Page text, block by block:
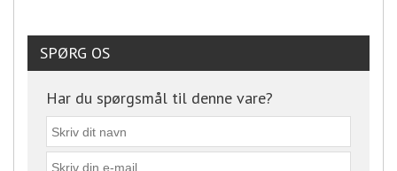
SPØRG OS
Har du spørgsmål til denne vare?